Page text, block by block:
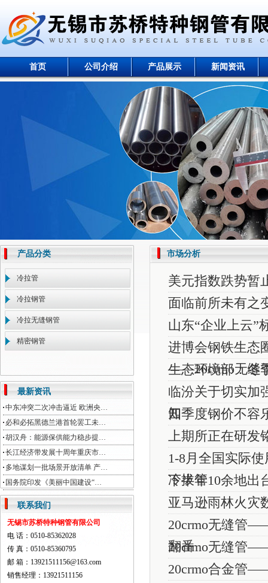
首页 公司介绍 产品展示 新闻资讯
产品分类
冷拉管
冷拉钢管
冷拉无缝钢管
精密钢管
最新资讯
中东冲突二次冲击逼近 欧洲央…
必和必拓黑德兰港首轮罢工未…
胡汉舟：能源保供能力稳步提…
长江经济带发展十周年重庆市…
多地谋划一批场景开放清单 产…
国务院印发《美丽中国建设“…
联系我们
无锡市苏桥特种钢管有限公司
电 话：0510-85362028
传 真：0510-85360795
邮 箱：13921511156@163.com
销售经理：13921511156
市场分析
美元指数跌势暂
面临前所未有之
山东“企业上云”
进博会钢铁生态
——20crmo无缝
生态环境部：冬
临汾关于切实加
知
四季度钢价不
上期所正在研发
1-8月全国实际
冷拔管
下半年10余地出
亚马逊雨林火灾
20crmo无缝管
翻番
20crmo无缝管
20crmo合金管